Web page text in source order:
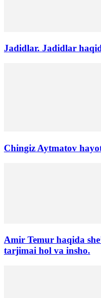
Jadidlar. Jadidlar
Chingiz Aytmatov
Amir Temur haqida
tarjimai hol va insho.